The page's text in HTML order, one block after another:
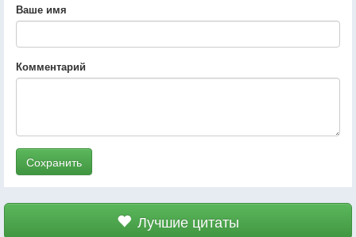
Ваше имя
Комментарий
Сохранить
Лучшие цитаты